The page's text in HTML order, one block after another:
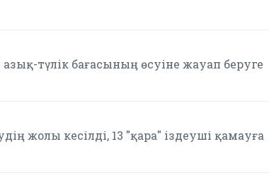
түлік бағасының өсуіне жауап беруге
жолы кесілді, 13 "қара" іздеуші қамауға